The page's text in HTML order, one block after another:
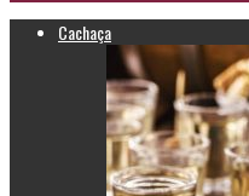
Cachaça